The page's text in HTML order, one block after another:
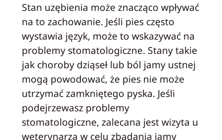
Stan uzębienia może znacząco wpływać
na to zachowanie. Jeśli pies często
wystawia język, może to wskazywać na
problemy stomatologiczne. Stany takie
jak choroby dziąseł lub ból jamy ustnej
mogą powodować, że pies nie może
utrzymać zamkniętego pyska. Jeśli
podejrzewasz problemy
stomatologiczne, zalecana jest wizyta u
weterynarza w celu zbadania jamy